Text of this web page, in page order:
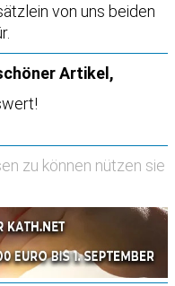
von uns beiden
Artikel,
zu können nützen sie